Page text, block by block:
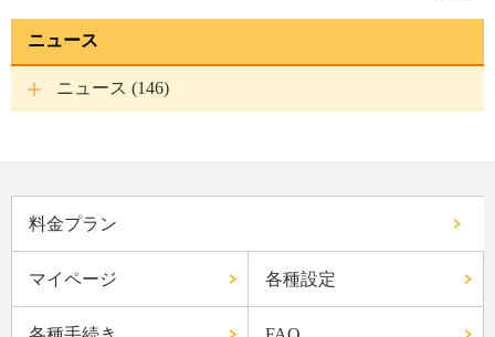
ニュース
ニュース (146)
料金プラン
マイページ 各種設定